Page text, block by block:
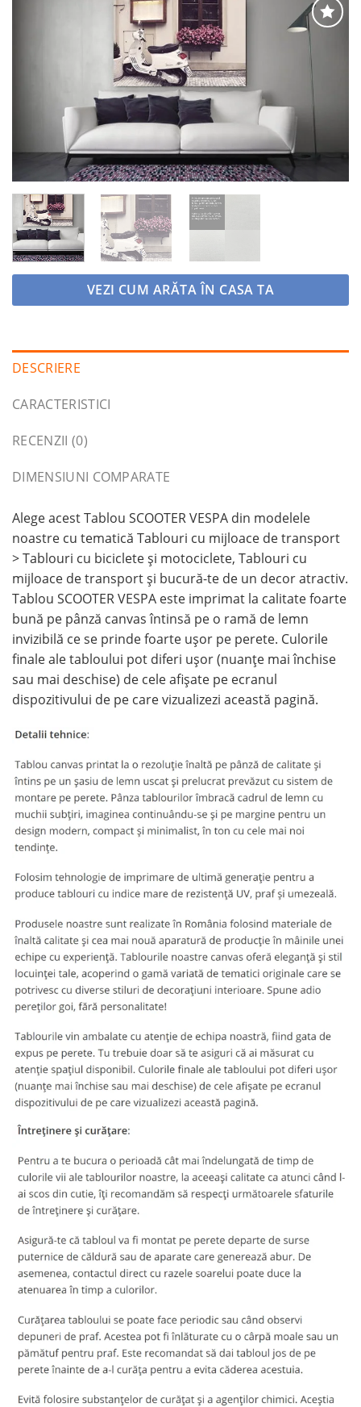
Adaugă
favorite
VEZI CUM ARĂTA ÎN CASA TA
DESCRIERE
CARACTERISTICI
RECENZII (0)
DIMENSIUNI COMPARATE
Alege acest Tablou SCOOTER VESPA din modelele
noastre cu tematică Tablouri cu mijloace de transport
> Tablouri cu biciclete şi motociclete, Tablouri cu
mijloace de transport și bucură-te de un decor atractiv.
Tablou SCOOTER VESPA este imprimat la calitate foarte
bună pe pânză canvas întinsă pe o ramă de lemn
invizibilă ce se prinde foarte ușor pe perete. Culorile
finale ale tabloului pot diferi ușor (nuanțe mai închise
sau mai deschise) de cele afișate pe ecranul
dispozitivului de pe care vizualizezi această pagină.